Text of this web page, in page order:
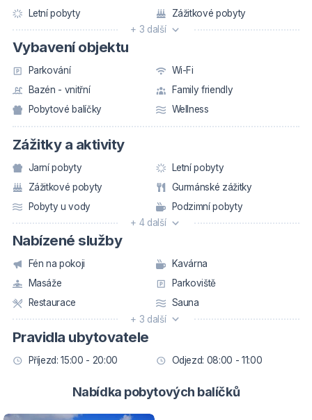
Letní pobyty
Zážitkové pobyty
+ 3 další
Vybavení objektu
Parkování
Wi-Fi
Bazén - vnitřní
Family friendly
Pobytové balíčky
Wellness
Zážitky a aktivity
Jarní pobyty
Letní pobyty
Zážitkové pobyty
Gurmánské zážitky
Pobyty u vody
Podzimní pobyty
+ 4 další
Nabízené služby
Fén na pokoji
Kavárna
Masáže
Parkoviště
Restaurace
Sauna
+ 3 další
Pravidla ubytovatele
Příjezd: 15:00 - 20:00 Odjezd: 08:00 - 11:00
Nabídka pobytových balíčků